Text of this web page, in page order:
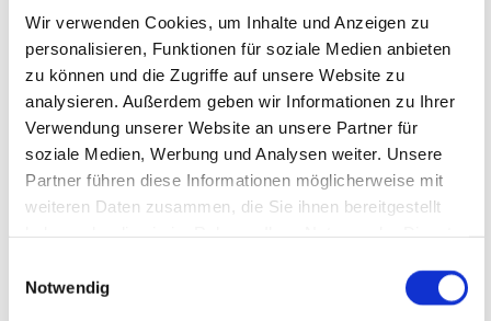
Wir verwenden Cookies, um Inhalte und Anzeigen zu
personalisieren, Funktionen für soziale Medien anbieten
zu können und die Zugriffe auf unsere Website zu
analysieren. Außerdem geben wir Informationen zu Ihrer
Verwendung unserer Website an unsere Partner für
soziale Medien, Werbung und Analysen weiter. Unsere
Partner führen diese Informationen möglicherweise mit
weiteren Daten zusammen, die Sie ihnen bereitgestellt
Notwendig
Anschrift
Trump Fertigungs- und Vertriebsgesellschaft mbH
Deichhauser Str. 9b
26624 Südbrookmerland
 04942 5126
04942 912423